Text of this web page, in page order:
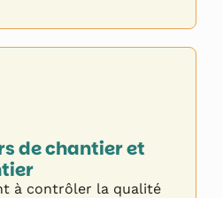
de chantier et
à contrôler la qualité